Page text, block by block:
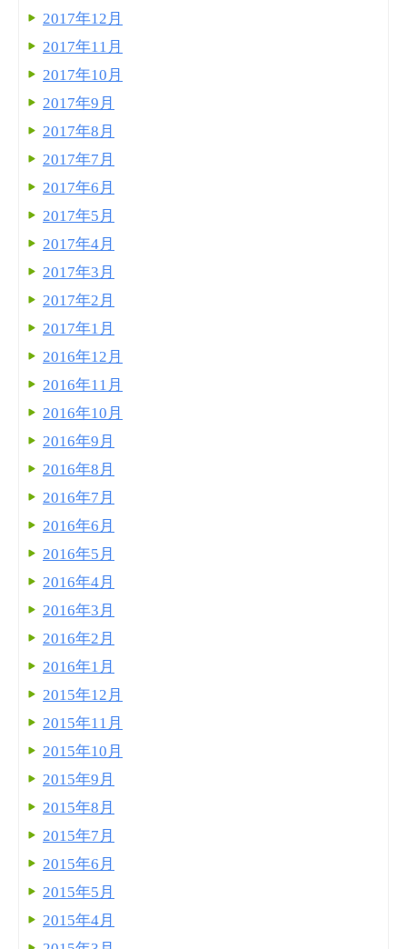
2017年12月
2017年11月
2017年10月
2017年9月
2017年8月
2017年7月
2017年6月
2017年5月
2017年4月
2017年3月
2017年2月
2017年1月
2016年12月
2016年11月
2016年10月
2016年9月
2016年8月
2016年7月
2016年6月
2016年5月
2016年4月
2016年3月
2016年2月
2016年1月
2015年12月
2015年11月
2015年10月
2015年9月
2015年8月
2015年7月
2015年6月
2015年5月
2015年4月